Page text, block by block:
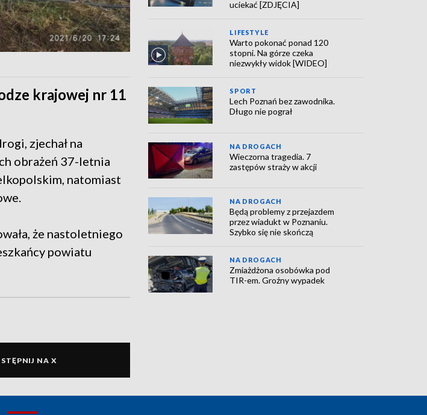
krajowej nr 11
zjechał na
obrażeń 37-letnia
natomiast
że nastoletniego
powiatu
NA X
uciekać [ZDJĘCIA]
LIFESTYLE
Warto pokonać ponad 120
stopni. Na górze czeka
niezwykły widok [WIDEO]
SPORT
Lech Poznań bez zawodnika.
Długo nie pograł
NA DROGACH
Wieczorna tragedia. 7
zastępów straży w akcji
NA DROGACH
Będą problemy z przejazdem
przez wiadukt w Poznaniu.
Szybko się nie skończą
NA DROGACH
Zmiażdżona osobówka pod
TIR-em. Groźny wypadek